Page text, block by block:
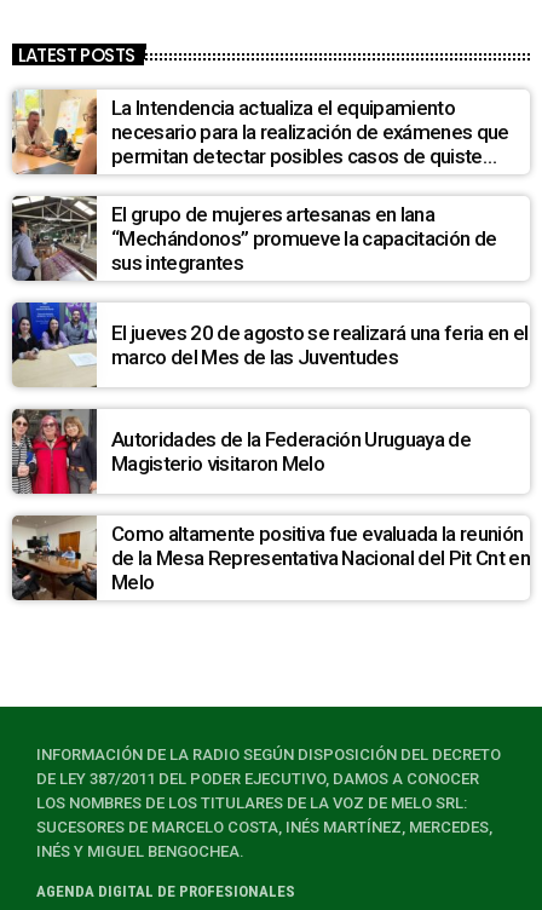
LATEST POSTS
La Intendencia actualiza el equipamiento
necesario para la realización de exámenes que
permitan detectar posibles casos de quiste
hidatídico hepático en la población de La Pedrera
El grupo de mujeres artesanas en lana
“Mechándonos” promueve la capacitación de
sus integrantes
El jueves 20 de agosto se realizará una feria en el
marco del Mes de las Juventudes
Autoridades de la Federación Uruguaya de
Magisterio visitaron Melo
Como altamente positiva fue evaluada la reunión
de la Mesa Representativa Nacional del Pit Cnt en
Melo
INFORMACIÓN DE LA RADIO SEGÚN DISPOSICIÓN DEL DECRETO
DE LEY 387/2011 DEL PODER EJECUTIVO, DAMOS A CONOCER
LOS NOMBRES DE LOS TITULARES DE LA VOZ DE MELO SRL:
SUCESORES DE MARCELO COSTA, INÉS MARTÍNEZ, MERCEDES,
INÉS Y MIGUEL BENGOCHEA.
AGENDA DIGITAL DE PROFESIONALES